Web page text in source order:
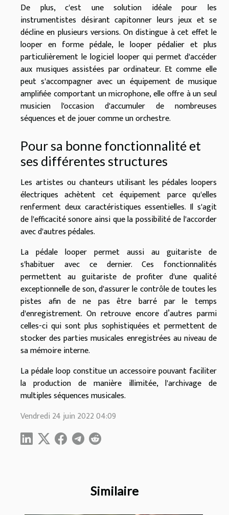
Similaire
De plus, c'est une solution idéale pour les
instrumentistes désirant capitonner leurs jeux et se
décline en plusieurs versions. On distingue à cet effet le
looper en forme pédale, le looper pédalier et plus
particulièrement le logiciel looper qui permet d'accéder
aux musiques assistées par ordinateur. Et comme elle
peut s'accompagner avec un équipement de musique
amplifiée comportant un microphone, elle offre à un seul
musicien l'occasion d'accumuler de nombreuses
séquences et de jouer comme un orchestre.
Pour sa bonne fonctionnalité et
ses différentes structures
Les artistes ou chanteurs utilisant les pédales loopers
électriques achètent cet équipement parce qu'elles
renferment deux caractéristiques essentielles. Il s'agit
de l'efficacité sonore ainsi que la possibilité de l'accorder
avec d'autres pédales.
La pédale looper permet aussi au guitariste de
s'habituer avec ce dernier. Ces fonctionnalités
permettent au guitariste de profiter d'une qualité
exceptionnelle de son, d'assurer le contrôle de toutes les
pistes afin de ne pas être barré par le temps
d'enregistrement. On retrouve encore d’autres parmi
celles-ci qui sont plus sophistiquées et permettent de
stocker des parties musicales enregistrées au niveau de
sa mémoire interne.
La pédale loop constitue un accessoire pouvant faciliter
la production de manière illimitée, l'archivage de
multiples séquences musicales.
Vendredi 24 juin 2022 04:09